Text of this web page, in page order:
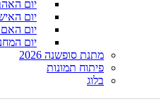
יום
יום
יום
יום
מתנת סופשנה 2026
פיתוח תמונות
בלוג